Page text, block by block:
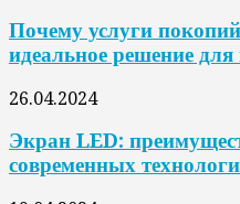
Почему услуги
идеальное решение для
26.04.2024
Экран LED:
современных